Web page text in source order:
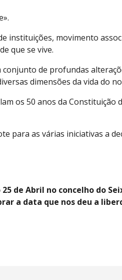
instituições, movimento
que se vive.
de profundas
dimensões da vida do
os 50 anos da Constituição
para as várias iniciativas a
de Abril no concelho do
a data que nos deu a